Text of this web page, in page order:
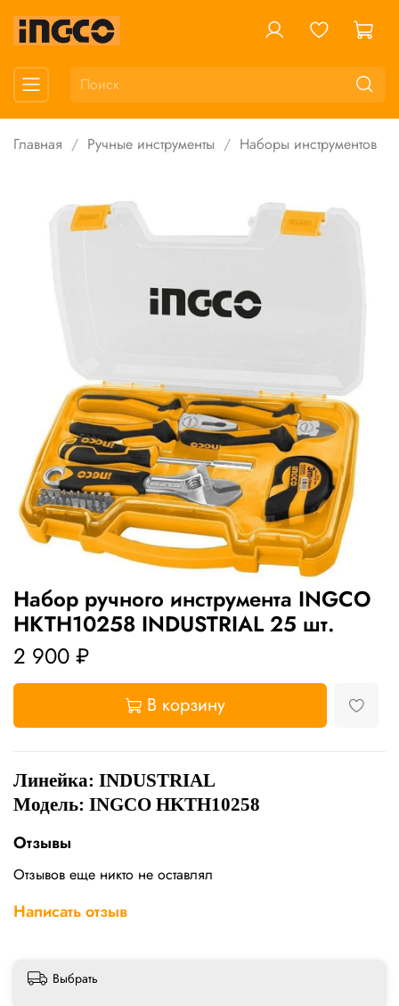
Главная Ручные инструменты Наборы инструментов
Набор ручного инструмента INGCO
HKTH10258 INDUSTRIAL 25 шт.
2 900 ₽
В корзину
Линейка: INDUSTRIAL
Модель: INGCO HKTH10258
Отзывы
Отзывов еще никто не оставлял
Написать отзыв
Выбрать